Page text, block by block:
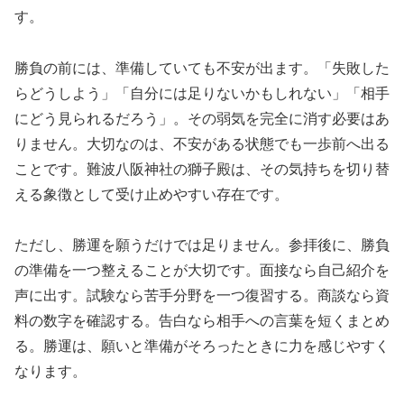
す。
勝負の前には、準備していても不安が出ます。「失敗した
らどうしよう」「自分には足りないかもしれない」「相手
にどう見られるだろう」。その弱気を完全に消す必要はあ
りません。大切なのは、不安がある状態でも一歩前へ出る
ことです。難波八阪神社の獅子殿は、その気持ちを切り替
える象徴として受け止めやすい存在です。
ただし、勝運を願うだけでは足りません。参拝後に、勝負
の準備を一つ整えることが大切です。面接なら自己紹介を
声に出す。試験なら苦手分野を一つ復習する。商談なら資
料の数字を確認する。告白なら相手への言葉を短くまとめ
る。勝運は、願いと準備がそろったときに力を感じやすく
なります。